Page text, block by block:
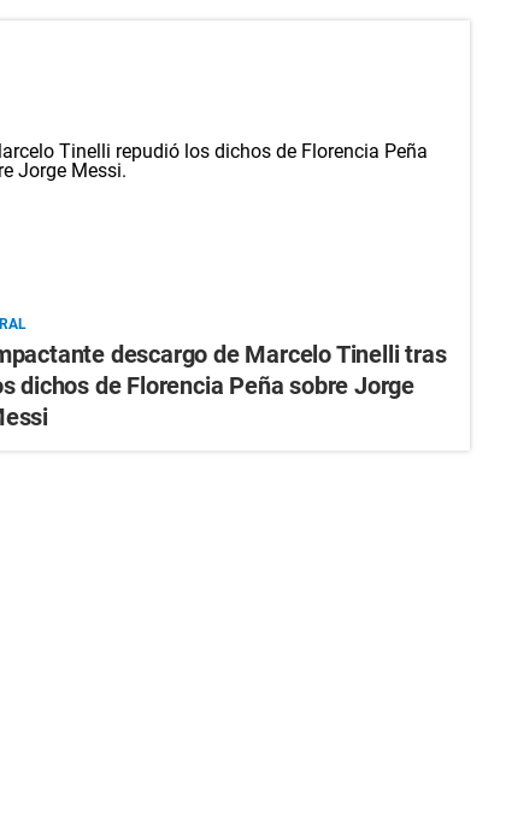
descargo de Marcelo Tinelli tras
dichos de Florencia Peña sobre Jorge